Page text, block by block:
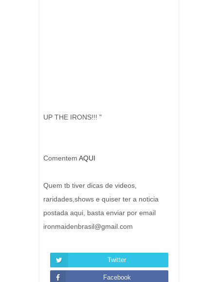
UP THE IRONS!!! "
Comentem AQUI
Quem tb tiver dicas de videos,
raridades,shows e quiser ter a noticia
postada aqui, basta enviar por email
ironmaidenbrasil@gmail.com
Twitter
Facebook